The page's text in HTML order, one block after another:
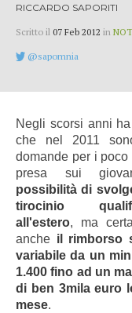
RICCARDO SAPORITI
Scritto il 07 Feb 2012 in
@sapomnia
Negli scorsi anni
che nel 2011
domande per i
presa sui
possibilità di
tirocinio
all'estero, ma
anche il rimborso
variabile da un
1.400 fino ad un
di ben 3mila euro
mese.